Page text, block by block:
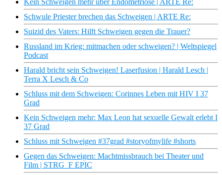
Kein Schweigen mehr über Endometriose | ARTE Re:
Schwule Priester brechen das Schweigen | ARTE Re:
Suizid des Vaters: Hilft Schweigen gegen die Trauer?
Russland im Krieg: mitmachen oder schweigen? | Weltspiegel
Podcast
Harald bricht sein Schweigen! Laserfusion | Harald Lesch |
Terra X Lesch & Co
Schluss mit dem Schweigen: Corinnes Leben mit HIV I 37
Grad
Kein Schweigen mehr: Max Leon hat sexuelle Gewalt erlebt I
37 Grad
Schluss mit Schweigen #37grad #storyofmylife #shorts
Gegen das Schweigen: Machtmissbrauch bei Theater und
Film | STRG_F EPIC